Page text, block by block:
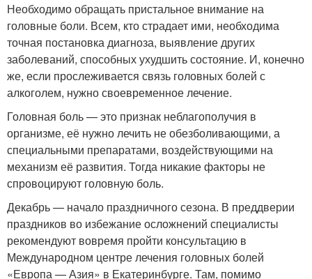
Необходимо обращать пристальное внимание на
головные боли. Всем, кто страдает ими, необходима
точная постановка диагноза, выявление других
заболеваний, способных ухудшить состояние. И, конечно
же, если прослеживается связь головных болей с
алкоголем, нужно своевременное лечение.
Головная боль — это признак неблагополучия в
организме, её нужно лечить не обезболивающими, а
специальными препаратами, воздействующими на
механизм её развития. Тогда никакие факторы не
спровоцируют головную боль.
Декабрь — начало праздничного сезона. В преддверии
праздников во избежание осложнений специалисты
рекомендуют вовремя пройти консультацию в
Международном центре лечения головных болей
«Европа — Азия» в Екатеринбурге. Там, помимо